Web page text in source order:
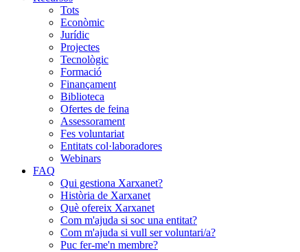
Tots
Econòmic
Jurídic
Projectes
Tecnològic
Formació
Finançament
Biblioteca
Ofertes de feina
Assessorament
Fes voluntariat
Entitats col·laboradores
Webinars
FAQ
Qui gestiona Xarxanet?
Història de Xarxanet
Què ofereix Xarxanet
Com m'ajuda si soc una entitat?
Com m'ajuda si vull ser voluntari/a?
Puc fer-me'n membre?